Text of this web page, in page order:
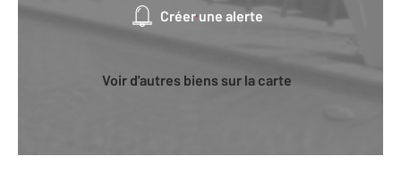
Créer une alerte
Voir d'autres biens sur la carte